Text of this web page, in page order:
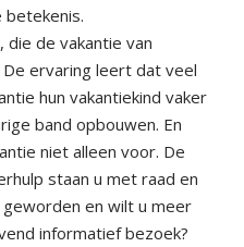
betekenis.
de vakantie van
ervaring leert dat veel
hun vakantiekind vaker
band opbouwen. En
niet alleen voor. De
staan u met raad en
en wilt u meer
informatief bezoek?